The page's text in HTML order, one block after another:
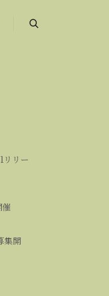
リリー
集開